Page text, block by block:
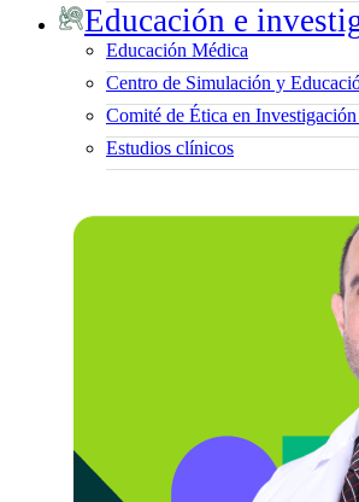
Educación e
Educación Médica
Centro de Simulación y
Comité de Ética en
Estudios clínicos